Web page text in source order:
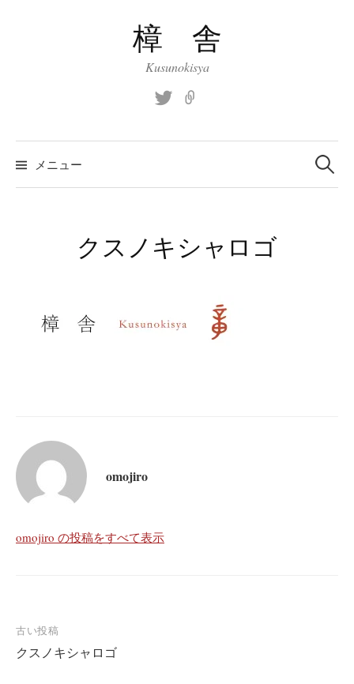
ス
キ
樟 舎
Kusunokisya
Twitter
メニュー
検
索:
クスノキシャロゴ
omojiro
omojiro の投稿をすべて表示
投
稿
古い投稿
クスノキシャロゴ